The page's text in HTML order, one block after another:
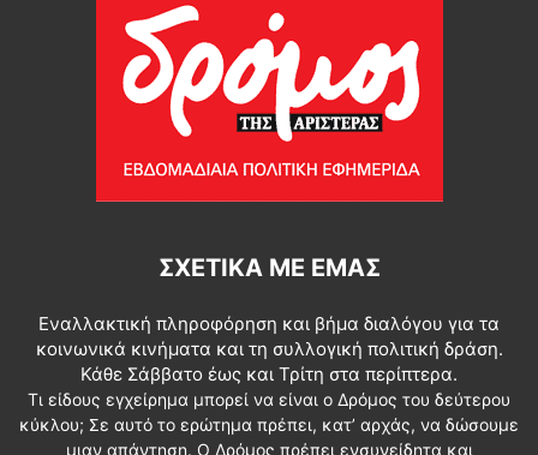
ΣΧΕΤΙΚΆ ΜΕ ΕΜΆΣ
Εναλλακτική πληροφόρηση και βήμα διαλόγου για τα
κοινωνικά κινήματα και τη συλλογική πολιτική δράση.
Κάθε Σάββατο έως και Τρίτη στα περίπτερα.
Τι είδους εγχείρημα μπορεί να είναι ο Δρόμος του δεύτερου
κύκλου; Σε αυτό το ερώτημα πρέπει, κατ’ αρχάς, να δώσουμε
μιαν απάντηση. Ο Δρόμος πρέπει ενσυνείδητα και